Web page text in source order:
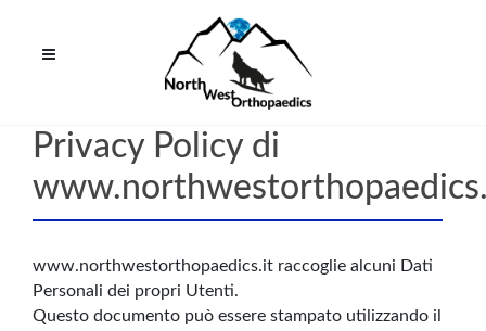
Privacy Policy di
www.northwestorthopaedics.it raccoglie alcuni Dati
Personali dei propri Utenti.
Questo documento può essere stampato utilizzando il